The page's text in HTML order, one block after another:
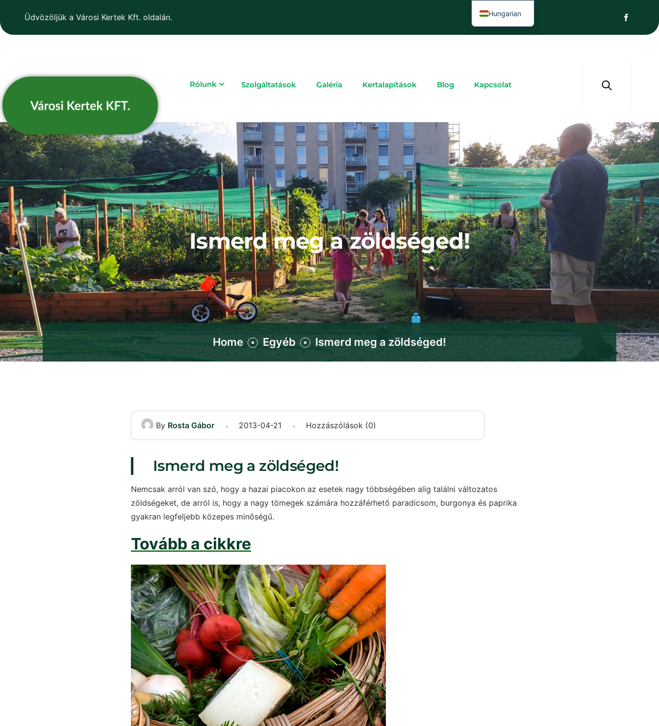
Üdvözöljük a Városi Kertek Kft. oldalán.
Rólunk Szolgáltatások Galéria Kertalapítások Blog Kapcsolat
Ismerd meg a zöldséged!
Home Egyéb Ismerd meg a zöldséged!
By Rosta Gábor 2013-04-21 Hozzászólások (0)
Ismerd meg a zöldséged!
Nemcsak arról van szó, hogy a hazai piacokon az esetek nagy többségében alig találni változatos
zöldségeket, de arról is, hogy a nagy tömegek számára hozzáférhető paradicsom, burgonya és paprika
gyakran legfeljebb közepes minőségű.
Tovább a cikkre
Hungarian